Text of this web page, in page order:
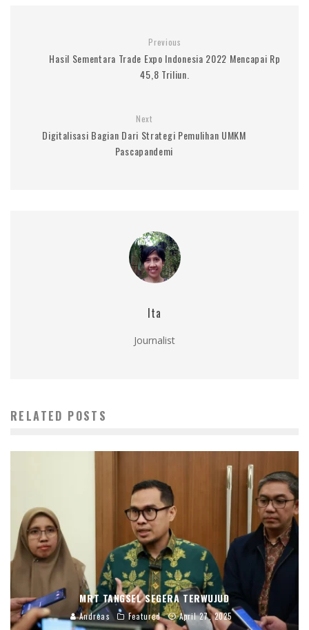
Previous
Hasil Sementara Trade Expo Indonesia 2022 Mencapai Rp
45,8 Triliun.
Next
Digitalisasi Bagian Dari Strategi Pemulihan UMKM
Pascapandemi
Ita
Journalist
RELATED POSTS
MRT TANGSEL SEGERA TERWUJUD
Andreas Featured April 27, 2025